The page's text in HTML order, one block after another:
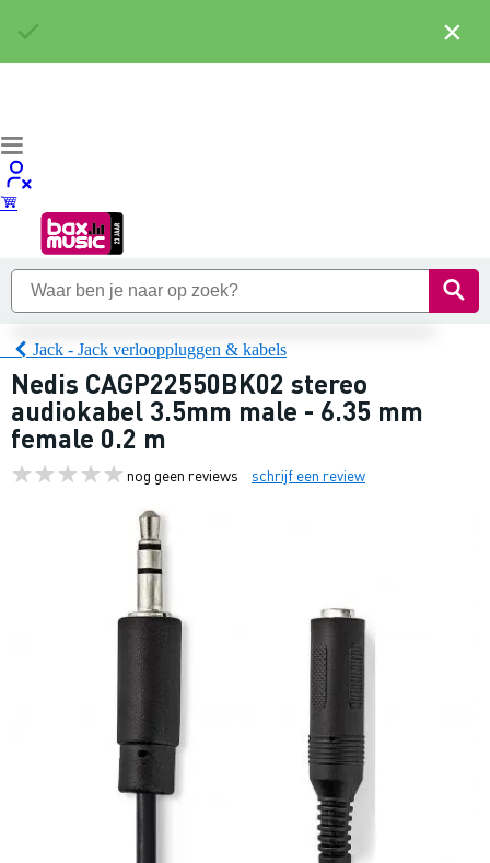
Jack - Jack verlooppluggen & kabels
Nedis CAGP22550BK02 stereo
audiokabel 3.5mm male - 6.35 mm
female 0.2 m
nog geen reviews schrijf een review
×